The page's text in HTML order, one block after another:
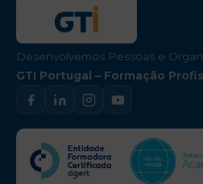
Desenvolvemos Pessoas e
GTI Portugal – Formação